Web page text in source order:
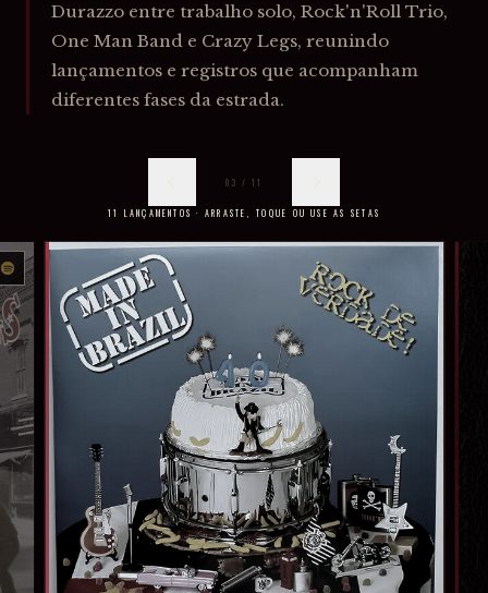
Durazzo entre trabalho solo, Rock'n'Roll Trio,
One Man Band e Crazy Legs, reunindo
lançamentos e registros que acompanham
diferentes fases da estrada.
03 /11
11 LANÇAMENTOS · ARRASTE, TOQUE OU USE AS SETAS
Disponível no Spotify